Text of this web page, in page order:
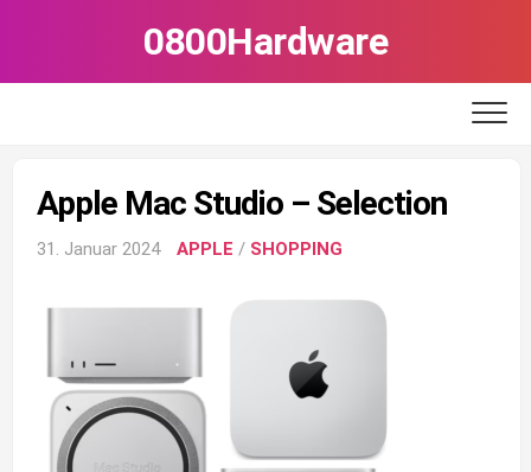
0800Hardware
Apple Mac Studio – Selection
31. Januar 2024 APPLE / SHOPPING